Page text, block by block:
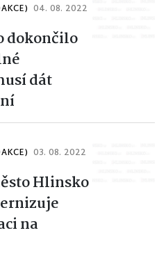
04. 08. 2022
dokončilo
dát
03. 08. 2022
Hlinsko
na